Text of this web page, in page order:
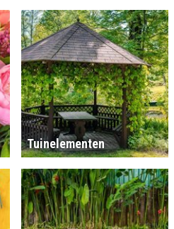
Tuinelementen